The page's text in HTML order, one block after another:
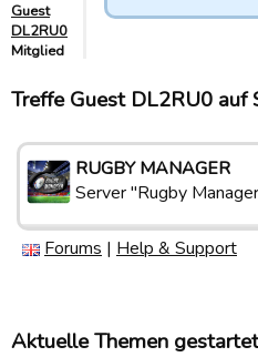
Guest
DL2RU0
Mitglied
Treffe Guest DL2RU0 auf
RUGBY MANAGER
Server "Rugby
Forums | Help & Support
Aktuelle Themen